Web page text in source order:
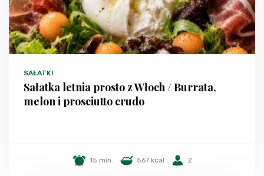
SAŁATKI
Sałatka letnia prosto z Włoch / Burrata,
melon i prosciutto crudo
15 min. 567 kcal 2